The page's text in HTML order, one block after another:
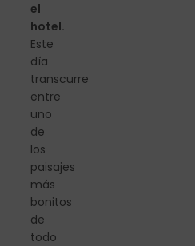
el
hotel.
Este
día
transcurre
entre
uno
de
los
paisajes
más
bonitos
de
todo